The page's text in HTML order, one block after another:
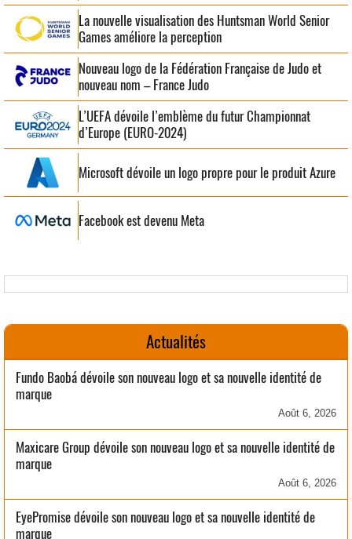
La nouvelle visualisation des Huntsman World Senior
Games améliore la perception
Nouveau logo de la Fédération Française de Judo et
nouveau nom – France Judo
L’UEFA dévoile l’emblème du futur Championnat
d’Europe (EURO-2024)
Microsoft dévoile un logo propre pour le produit Azure
Facebook est devenu Meta
Actualités
Fundo Baobá dévoile son nouveau logo et sa nouvelle identité de
marque
Août 6, 2026
Maxicare Group dévoile son nouveau logo et sa nouvelle identité de
marque
Août 6, 2026
EyePromise dévoile son nouveau logo et sa nouvelle identité de
marque